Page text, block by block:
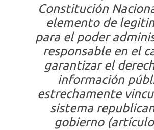
Constitución
elemento de
para el poder
responsable en el
garantizar el
información
estrechamente
sistema
gobierno